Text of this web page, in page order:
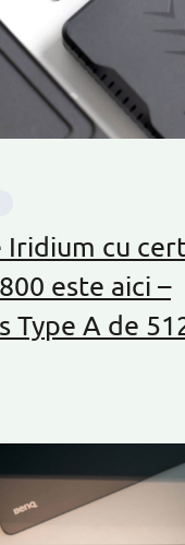
Iridium cu
este aici –
Type A de